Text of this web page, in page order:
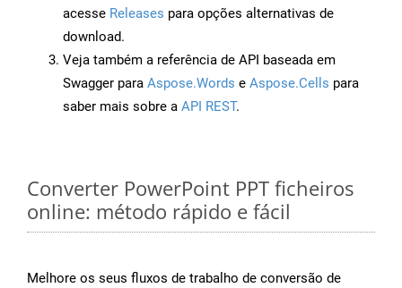
acesse Releases para opções alternativas de
download.
Veja também a referência de API baseada em
Swagger para Aspose.Words e Aspose.Cells para
saber mais sobre a API REST.
Converter PowerPoint PPT ficheiros
online: método rápido e fácil
Melhore os seus fluxos de trabalho de conversão de